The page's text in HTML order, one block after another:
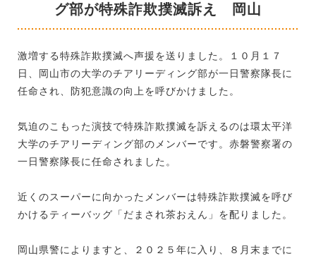
グ部が特殊詐欺撲滅訴え 岡山
激増する特殊詐欺撲滅へ声援を送りました。１０月１７
日、岡山市の大学のチアリーディング部が一日警察隊長に
任命され、防犯意識の向上を呼びかけました。
気迫のこもった演技で特殊詐欺撲滅を訴えるのは環太平洋
大学のチアリーディング部のメンバーです。赤磐警察署の
一日警察隊長に任命されました。
近くのスーパーに向かったメンバーは特殊詐欺撲滅を呼び
かけるティーバッグ「だまされ茶おえん」を配りました。
岡山県警によりますと、２０２５年に入り、８月末までに